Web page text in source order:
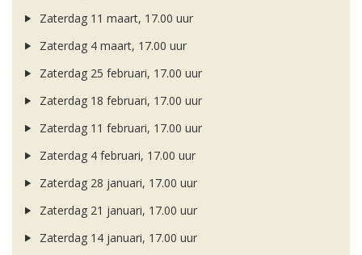
Zaterdag 11 maart, 17.00 uur
Zaterdag 4 maart, 17.00 uur
Zaterdag 25 februari, 17.00 uur
Zaterdag 18 februari, 17.00 uur
Zaterdag 11 februari, 17.00 uur
Zaterdag 4 februari, 17.00 uur
Zaterdag 28 januari, 17.00 uur
Zaterdag 21 januari, 17.00 uur
Zaterdag 14 januari, 17.00 uur